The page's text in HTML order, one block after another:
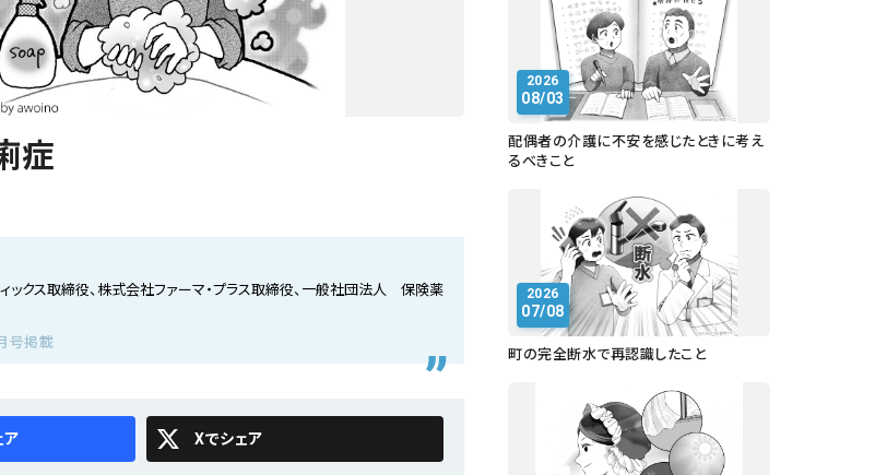
症
ィックス取締役、株式会社ファーマ・プラス取締役、一般社団法人 保険薬
号掲載
X
2026
08/03
配偶者の介護に不安を感じたときに考え
るべきこと
2026
07/08
町の完全断水で再認識したこと